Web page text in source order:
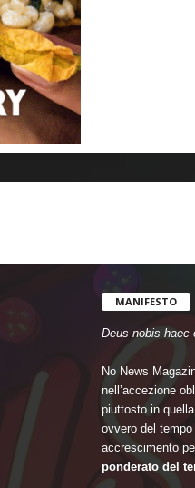
MANIFESTO
Deus nobis haec
No News
nell’accezione
piuttosto in quella
ovvero del
accrescimento
ponderato del